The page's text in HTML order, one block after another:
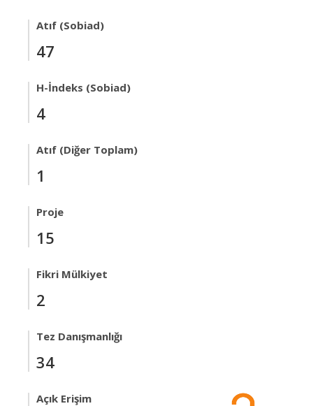
Atıf (Sobiad)
47
H-İndeks (Sobiad)
4
Atıf (Diğer Toplam)
1
Proje
15
Fikri Mülkiyet
2
Tez Danışmanlığı
34
Açık Erişim